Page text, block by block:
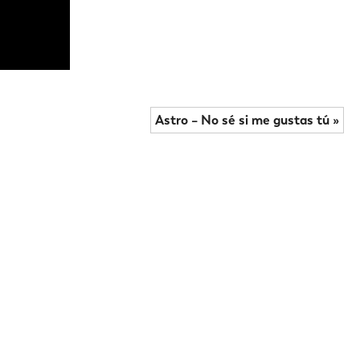
Astro – No sé si me gustas tú »